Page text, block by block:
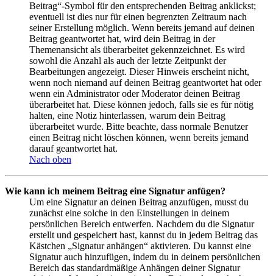
Beitrag“-Symbol für den entsprechenden Beitrag anklickst;
eventuell ist dies nur für einen begrenzten Zeitraum nach
seiner Erstellung möglich. Wenn bereits jemand auf deinen
Beitrag geantwortet hat, wird dein Beitrag in der
Themenansicht als überarbeitet gekennzeichnet. Es wird
sowohl die Anzahl als auch der letzte Zeitpunkt der
Bearbeitungen angezeigt. Dieser Hinweis erscheint nicht,
wenn noch niemand auf deinen Beitrag geantwortet hat oder
wenn ein Administrator oder Moderator deinen Beitrag
überarbeitet hat. Diese können jedoch, falls sie es für nötig
halten, eine Notiz hinterlassen, warum dein Beitrag
überarbeitet wurde. Bitte beachte, dass normale Benutzer
einen Beitrag nicht löschen können, wenn bereits jemand
darauf geantwortet hat.
Nach oben
Wie kann ich meinem Beitrag eine Signatur anfügen?
Um eine Signatur an deinen Beitrag anzufügen, musst du
zunächst eine solche in den Einstellungen in deinem
persönlichen Bereich entwerfen. Nachdem du die Signatur
erstellt und gespeichert hast, kannst du in jedem Beitrag das
Kästchen „Signatur anhängen“ aktivieren. Du kannst eine
Signatur auch hinzufügen, indem du in deinem persönlichen
Bereich das standardmäßige Anhängen deiner Signatur